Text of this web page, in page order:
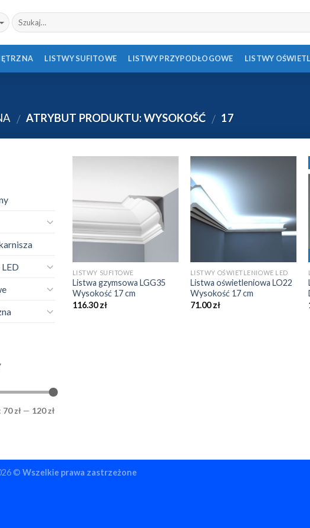
LISTWY SUFITOWE LISTWY PRZYPODŁOGOWE LISTWY
/ ATRYBUT PRODUKTU: WYSOKOŚĆ / 17
70 zł — 120 zł
LISTWY SUFITOWE
Listwa gzymsowa LGG35
Wysokość 17 cm
116.30zł
LISTWY OŚWIETLENIOWE LED
Listwa oświetleniowa LO22
Wysokość 17 cm
71.00zł
© Wszelkie prawa zastrzeżone